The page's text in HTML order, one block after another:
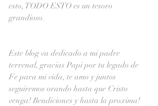
esto, TODO ESTO es un tesoro
grandioso.
Este blog va dedicado a mi padre
terrenal, gracias Papi por tu legado de
Fe para mi vida, te amo y juntos
seguiremos orando hasta que Cristo
venga! Bendiciones y hasta la proxima!